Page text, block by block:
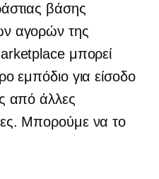
βάσης
αγορών της
μπορεί
εμπόδιο για είσοδο
από άλλες
Μπορούμε να το